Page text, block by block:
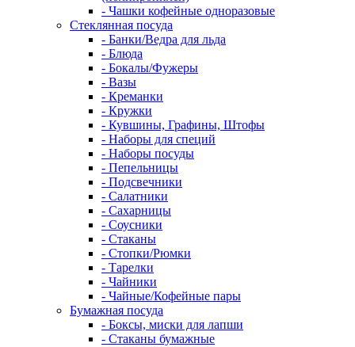
- Чашки кофейные одноразовые
Стеклянная посуда
- Банки/Ведра для льда
- Блюда
- Бокалы/Фужеры
- Вазы
- Креманки
- Кружки
- Кувшины, Графины, Штофы
- Наборы для специй
- Наборы посуды
- Пепельницы
- Подсвечники
- Салатники
- Сахарницы
- Соусники
- Стаканы
- Стопки/Рюмки
- Тарелки
- Чайники
- Чайные/Кофейные пары
Бумажная посуда
- Боксы, миски для лапши
- Стаканы бумажные